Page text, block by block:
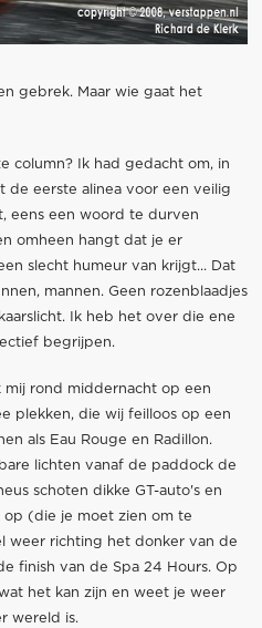
gebrek. Maar wie gaat het
column? Ik had gedacht om, in
de eerste alinea voor een veilig
eens een woord te durven
omheen hangt dat je er
slecht humeur van krijgt... Dat
mannen. Geen rozenblaadjes
Ik heb het over die ene
begrijpen.
rond middernacht op een
plekken, die wij feilloos op een
als Eau Rouge en Radillon.
lichten vanaf de paddock de
schoten dikke GT-auto's en
op (die je moet zien om te
weer richting het donker van de
finish van de Spa 24 Hours. Op
het kan zijn en weet je weer
wereld is.